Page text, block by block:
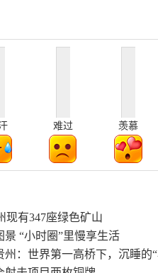
难过 羡慕
现有347座绿色矿山
景 “小时圈”里慢享生活
州：世界第一高桥下，沉睡的